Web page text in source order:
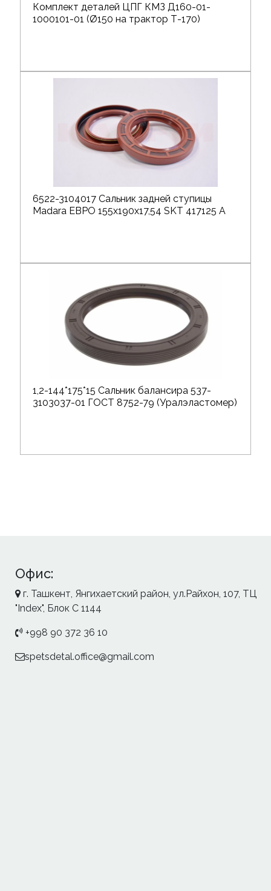
Комплект деталей ЦПГ КМЗ Д160-01-
1000101-01 (Ø150 на трактор Т-170)
6522-3104017 Сальник задней ступицы
Madara ЕВРО 155х190х17,54 SKT 417125 A
1,2-144*175*15 Сальник балансира 537-
3103037-01 ГОСТ 8752-79 (Уралэластомер)
Офис:
г. Ташкент, Янгихаетский район, ул.Райхон, 107, ТЦ
"Index", Блок С 1144
+998 90 372 36 10
spetsdetal.office@gmail.com